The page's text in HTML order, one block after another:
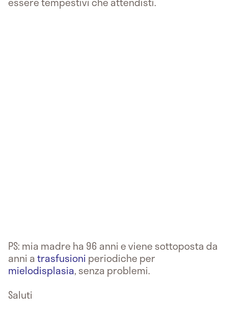
PS: mia madre ha 96 anni e viene sottoposta da
anni atrasfusioni periodiche per
mielodisplasia, senza problemi.
Saluti